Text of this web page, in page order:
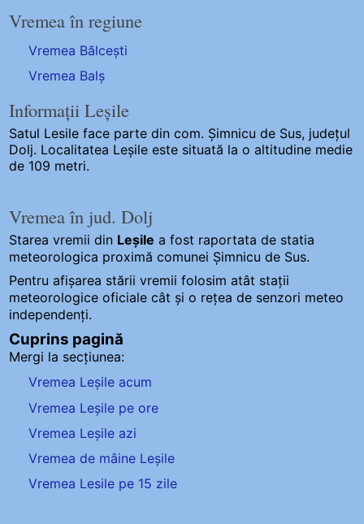
Vremea în regiune
Vremea Bălcești
Vremea Balș
Informații Leșile
Satul Lesile face parte din com. Șimnicu de Sus, județul
Dolj. Localitatea Leșile este situată la o altitudine medie
de 109 metri.
Vremea în jud. Dolj
Starea vremii din Leșile a fost raportata de statia
meteorologica proximă comunei Șimnicu de Sus.
Pentru afișarea stării vremii folosim atât stații
meteorologice oficiale cât și o rețea de senzori meteo
independenți.
Cuprins pagină
Mergi la secțiunea:
Vremea Leșile acum
Vremea Leșile pe ore
Vremea Leșile azi
Vremea de mâine Leșile
Vremea Lesile pe 15 zile